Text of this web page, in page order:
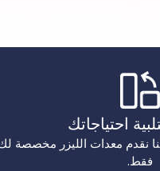
احتياجاتك
نقدم معدات الليزر مخصصة
فقط.